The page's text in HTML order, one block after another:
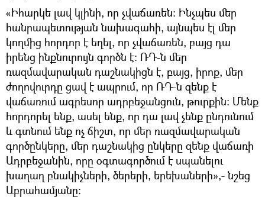
«Իհարկե լավ կլինի, որ չվաճառեն: Ինչպես մեր
հանրապետության նախագահի, այնպես էլ մեր
կողմից հորդոր է եղել, որ չվաճառեն, բայց դա
իրենց ինքնուրույն գործն է։ ՌԴ-ն մեր
ռազմավարական դաշնակիցն է, բայց, իրոք, մեր
ժողովուրդը ցավ է ապրում, որ ՌԴ-ն զենք է
վաճառում ագրեսոր ադրբեջանցուն, թուրքին։ Մենք
հորդորել ենք, ասել ենք, որ դա լավ չենք ընդունում
և գտնում ենք ոչ ճիշտ, որ մեր ռազմավարական
գործընկերը, մեր դաշնակից ընկերը զենք վաճառի
Ադրբեջանին, որը օգտագործում է սպանելու
խաղաղ բնակիչների, ծերերի, երեխաների»,- նշեց
Աբրահամյանը։